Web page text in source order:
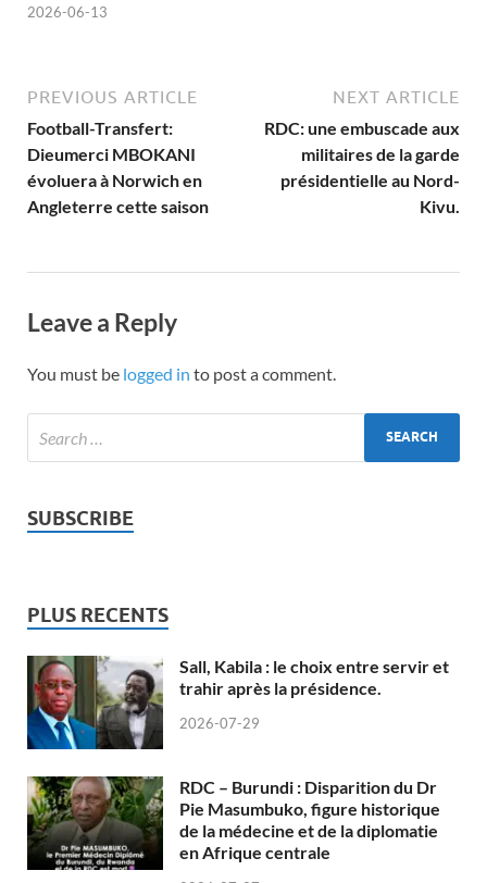
2026-06-13
PREVIOUS ARTICLE
Football-Transfert:
Dieumerci MBOKANI
évoluera à Norwich en
Angleterre cette saison
NEXT ARTICLE
RDC: une embuscade aux
militaires de la garde
présidentielle au Nord-
Kivu.
Leave a Reply
You must be logged in to post a comment.
SUBSCRIBE
PLUS RECENTS
Sall, Kabila : le choix entre servir et
trahir après la présidence.
2026-07-29
RDC – Burundi : Disparition du Dr
Pie Masumbuko, figure historique
de la médecine et de la diplomatie
en Afrique centrale